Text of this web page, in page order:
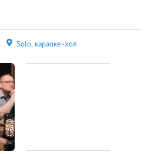
Solo, караоке-хол